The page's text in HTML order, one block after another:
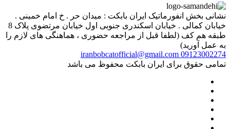
نشانی بخش انفورماتیک ایران بابکت : میدان حر . خ امام خمینی .
خیابان کمالی . خیابان اسکندری جنوبی اول خیابان مرتضوی پلاک 8
طبقه هم کف (لطفا قبل از مراجعه حضوری ، هماهنگی های لازم را
به عمل آورید)
09123002274
iranbobcatofficial@gmail.com
تمامی حقوق برای ایران بابکت محفوظ می باشد